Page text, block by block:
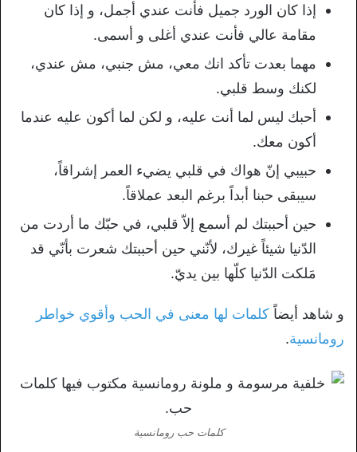
إذا كان الورد جميل فأنت عندي أجمل، و إذا كان
مقامة عالي فأنت عندي أغلى و أسمى.
مهما بعدت تأكد انك معي، مش جنبي، مش عندي،
لكنك وسط قلبي.
أحبك ليس لما أنت عليه، و لكن لما أكون عليه عندما
أكون معك.
حبيبي إنّ هواك في قلبي يضيء العمر إشراقاً،
سيبقى حبنا أبداً برغم البعد عملاقاً.
حين أحببتك لم أسمع إلاّ قلبي، في حبّك ما أردت من
الدّنيا شيئاً غيرك، لأنّني حين أحببتك شعرت بأنّي قد
مَلكت الدّنيا كلّها بين يديّ.
و شاهد أيضاً كلمات لها معنى في الحب وأقوي خواطر
رومانسية.
كلمات حب رومانسية